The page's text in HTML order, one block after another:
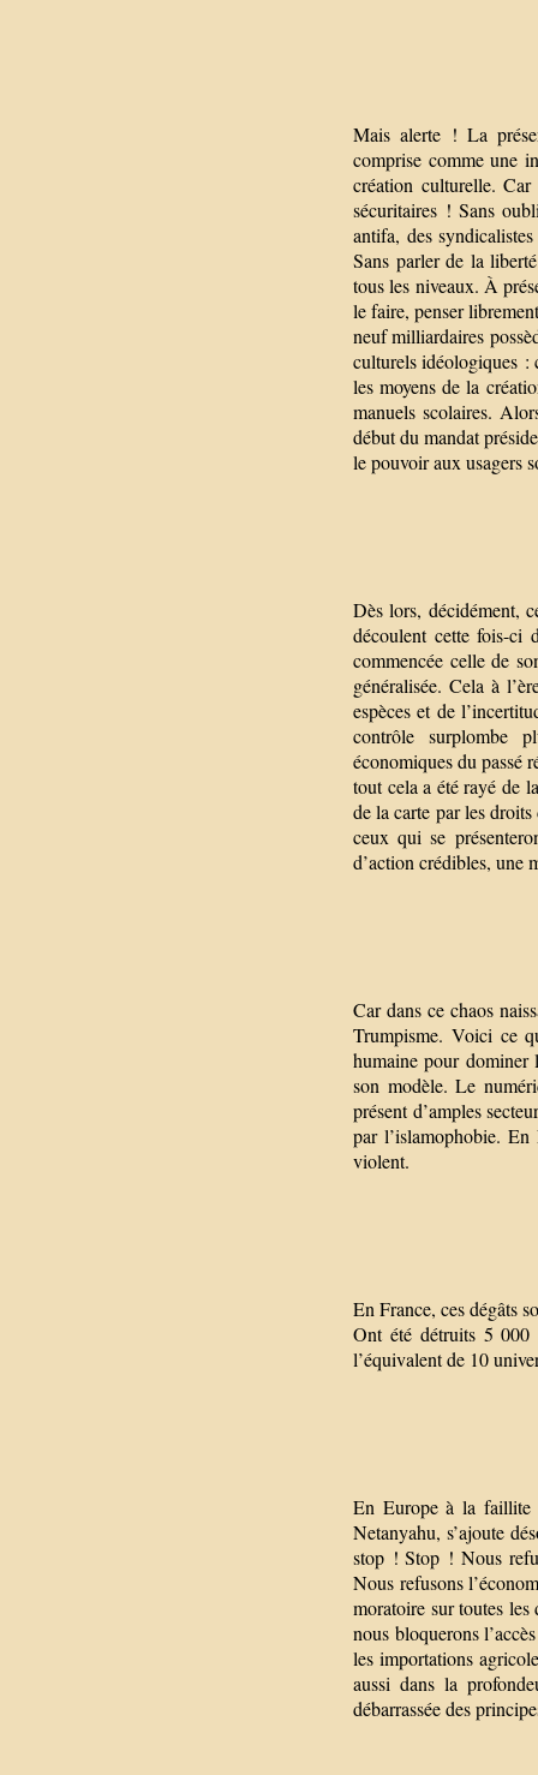
Mais alerte ! La
comprise comme une
création culturelle.
sécuritaires ! Sans
antifa, des
Sans parler de la
tous les niveaux. À
le faire, penser
neuf milliardaires
culturels idéologiques :
les moyens de la
manuels scolaires.
début du mandat
le pouvoir aux usagers
Dès lors, décidément,
découlent cette fois-ci
commencée celle de
généralisée. Cela à
espèces et de
contrôle surplombe
économiques du passé
tout cela a été rayé de
de la carte par les
ceux qui se
d’action crédibles, une
Car dans ce chaos
Trumpisme. Voici ce
humaine pour dominer
son modèle. Le
présent d’amples
par l’islamophobie.
violent.
En France, ces dégâts
Ont été détruits 5 000
l’équivalent de 10
En Europe à la faillite
Netanyahu, s’ajoute
stop ! Stop ! Nous
Nous refusons
moratoire sur toutes les
nous bloquerons
les importations
aussi dans la
débarrassée des